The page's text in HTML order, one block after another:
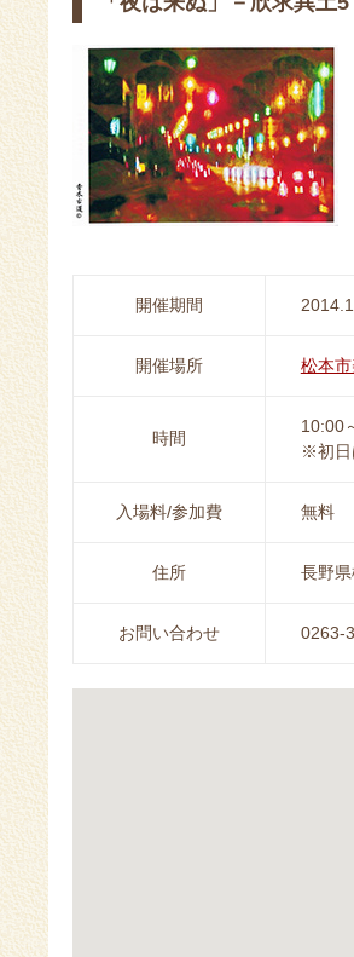
開催期間
開催場所 松本
時間
10:00
※初日
入場料/参加費 無料
住所 長野
お問い合わせ 0263-